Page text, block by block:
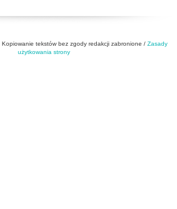
tekstów bez zgody redakcji zabronione / Zasady
użytkowania strony